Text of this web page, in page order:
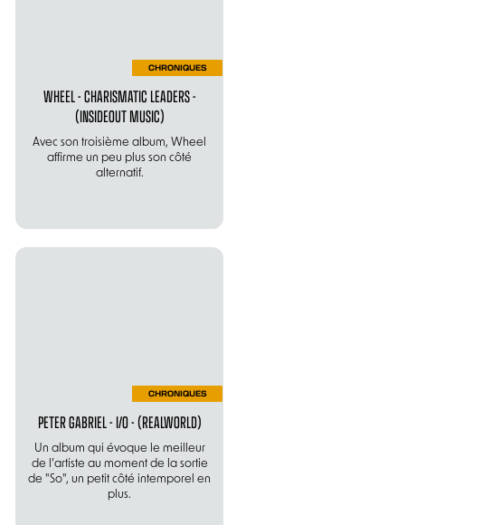
CHRONIQUES
WHEEL - CHARISMATIC LEADERS -
(INSIDEOUT MUSIC)
Avec son troisième album, Wheel
affirme un peu plus son côté
alternatif.
CHRONIQUES
PETER GABRIEL - I/O - (REALWORLD)
Un album qui évoque le meilleur
de l’artiste au moment de la sortie
de "So", un petit côté intemporel en
plus.